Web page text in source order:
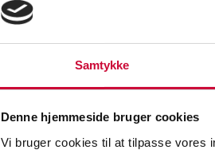
Samtykke
Denne hjemmeside bruger cookies
Vi bruger cookies til at tilpasse vores